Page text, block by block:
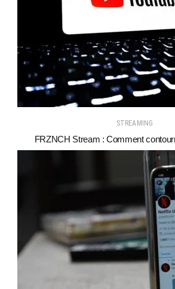
STREAMING
FRZNCH Stream : Comment